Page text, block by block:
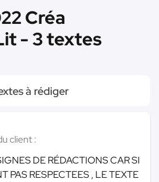
Créa
- 3 textes
à rédiger
client :
DE RÉDACTIONS CAR SI
PAS RESPECTEES , LE TEXTE